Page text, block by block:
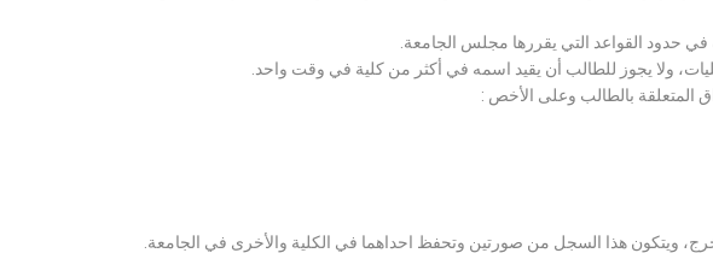
في حدود القواعد التي يقررها مجلس الجامعة.
ولا يجوز للطالب أن يقيد اسمه في أكثر من كلية في وقت واحد.
المتعلقة بالطالب وعلى الأخص :
ويتكون هذا السجل من صورتين وتحفظ احداهما في الكلية والأخرى في الجامعة.